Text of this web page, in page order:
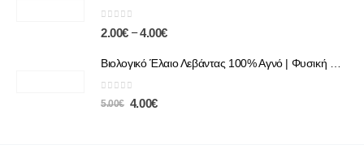
0out of 5
2.00€ – 4.00€
0 out of 5
5.00€ 4.00€